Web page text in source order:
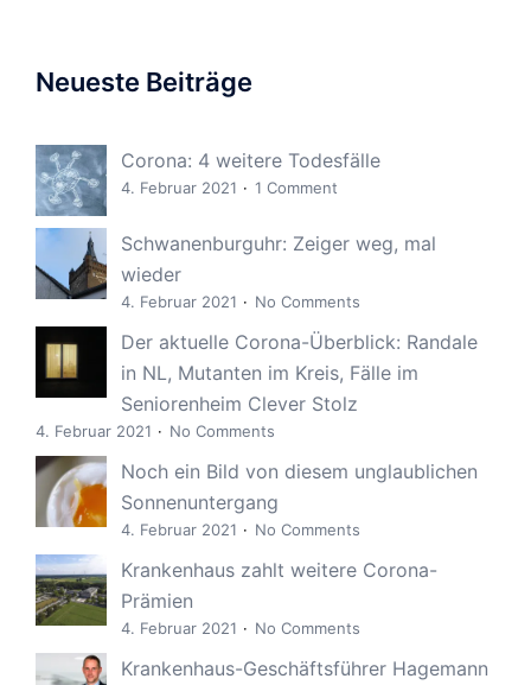
Neueste Beiträge
Corona: 4 weitere Todesfälle
4. Februar 2021 1 Comment
Schwanenburguhr: Zeiger weg, mal
wieder
4. Februar 2021 No Comments
Der aktuelle Corona-Überblick: Randale
in NL, Mutanten im Kreis, Fälle im
Seniorenheim Clever Stolz
4. Februar 2021 No Comments
Noch ein Bild von diesem unglaublichen
Sonnenuntergang
4. Februar 2021 No Comments
Krankenhaus zahlt weitere Corona-
Prämien
4. Februar 2021 No Comments
Krankenhaus-Geschäftsführer Hagemann